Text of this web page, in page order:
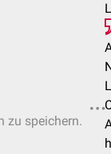
zu speichern.